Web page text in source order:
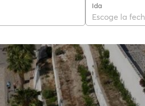
Ida
Escoge la